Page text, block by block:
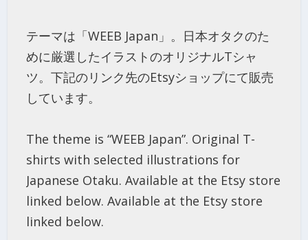
テーマは「WEEB Japan」。日本オタクのた
めに厳選したイラストのオリジナルTシャ
ツ。下記のリンク先のEtsyショップにて販売
しています。
The theme is “WEEB Japan”. Original T-
shirts with selected illustrations for
Japanese Otaku. Available at the Etsy store
linked below. Available at the Etsy store
linked below.